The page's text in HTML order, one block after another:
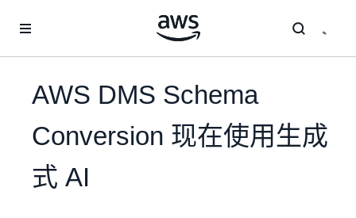
AWS DMS Schema
Conversion 现在使用生成
式 AI